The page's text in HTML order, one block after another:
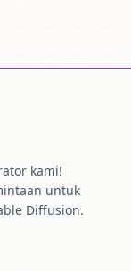
kami!
untuk
Diffusion.